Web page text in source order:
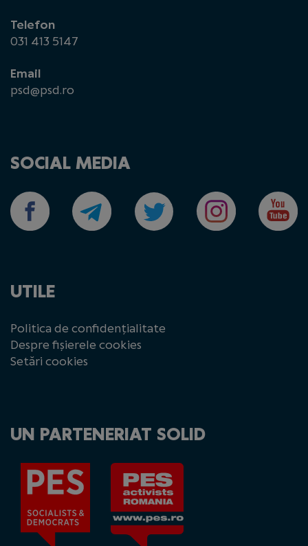
Telefon
031 413 5147
Email
psd@psd.ro
SOCIAL MEDIA
UTILE
Politica de confidențialitate
Despre fișierele cookies
Setări cookies
UN PARTENERIAT SOLID